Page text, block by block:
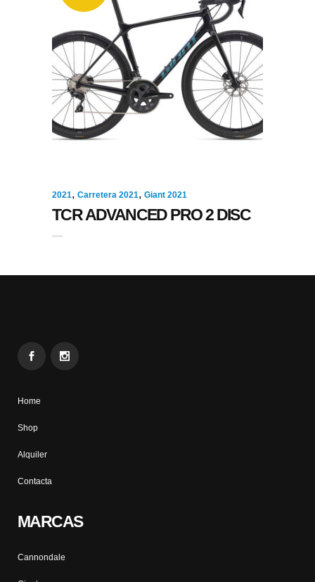
2021, Carretera 2021, Giant 2021
TCR ADVANCED PRO 2 DISC
Home
Shop
Alquiler
Contacta
MARCAS
Cannondale